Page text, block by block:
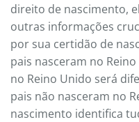
direito de nascimento,
outras informações
por sua certidão de
pais nasceram no
no Reino Unido será
pais não nasceram no
nascimento identifica